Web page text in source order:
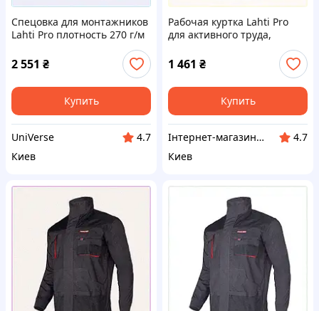
Спецовка для монтажников
Lahti Pro плотность 270 г/м
2 551 ₴
Купить
UniVerse
4.7
Киев
Рабочая куртка Lahti Pro
для активного труда,
1 461 ₴
Купить
Інтернет-магазин ShopNow
4.7
Киев